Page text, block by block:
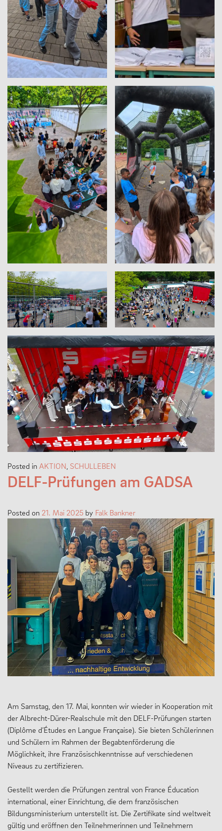
Posted in AKTION, SCHULLEBEN
DELF-Prüfungen am GADSA
Posted on 21. Mai 2025 by Falk Bankner
Am Samstag, den 17. Mai, konnten wir wieder in Kooperation mit
der Albrecht-Dürer-Realschule mit den DELF-Prüfungen starten
(Diplôme d’Études en Langue Française). Sie bieten Schülerinnen
und Schülern im Rahmen der Begabtenförderung die
Möglichkeit, ihre Französischkenntnisse auf verschiedenen
Niveaus zu zertifizieren.
Gestellt werden die Prüfungen zentral von France Éducation
international, einer Einrichtung, die dem französischen
Bildungsministerium unterstellt ist. Die Zertifikate sind weltweit
gültig und eröffnen den Teilnehmerinnen und Teilnehmern